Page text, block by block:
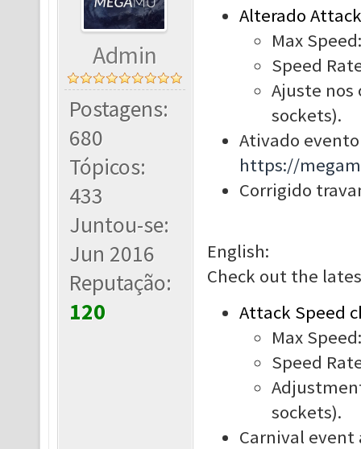
Admin
Postagens:
680
Tópicos:
433
Juntou-se:
Jun 2016
Reputação:
120
Alterado
Max
Speed
Ajuste
sockets).
Ativado
https://
Corrigido
English:
Check out the
Attack Speed
Max
Speed
sockets).
Carnival